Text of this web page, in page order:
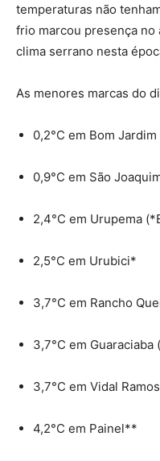
temperaturas não
frio marcou presença no
clima serrano nesta
As menores marcas do
0,2°C em Bom
0,9°C em São
2,4°C em Urupema
2,5°C em Urubici*
3,7°C em Rancho
3,7°C em Guaraciaba
3,7°C em Vidal
4,2°C em Painel**